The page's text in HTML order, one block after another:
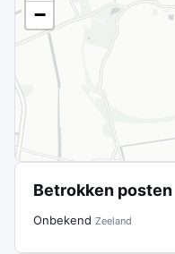
−
Betrokken posten
Onbekend Zeeland